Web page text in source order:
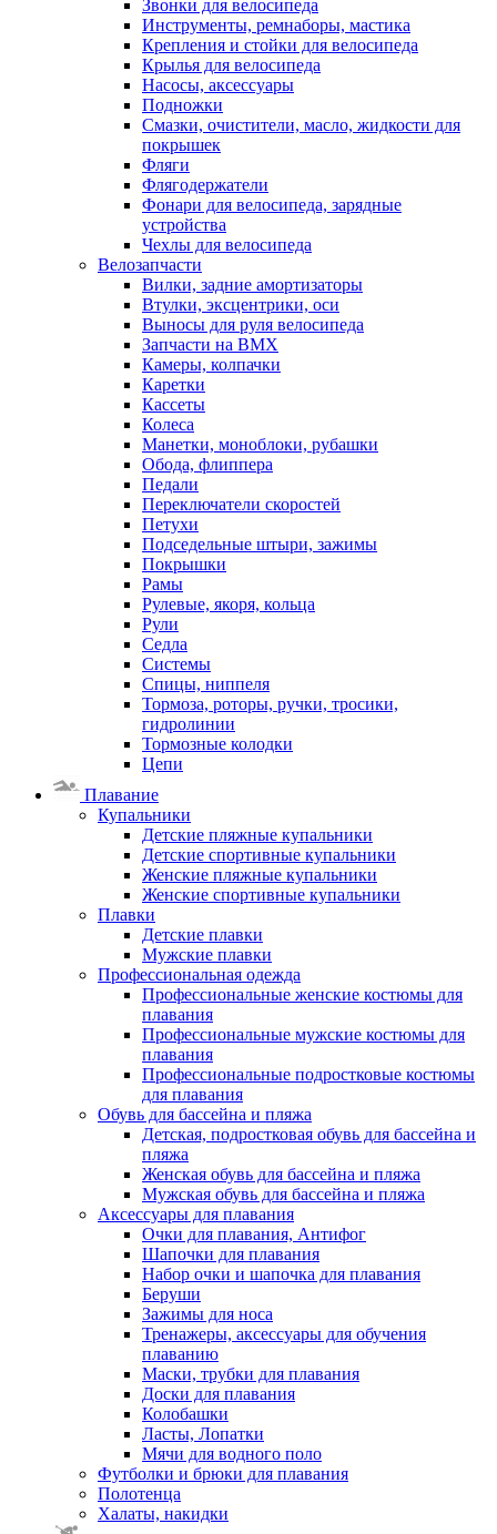
Звонки для велосипеда
Инструменты, ремнаборы, мастика
Крепления и стойки для велосипеда
Крылья для велосипеда
Насосы, аксессуары
Подножки
Смазки, очистители, масло, жидкости для
покрышек
Фляги
Флягодержатели
Фонари для велосипеда, зарядные
устройства
Чехлы для велосипеда
Велозапчасти
Вилки, задние амортизаторы
Втулки, эксцентрики, оси
Выносы для руля велосипеда
Запчасти на BMX
Камеры, колпачки
Каретки
Кассеты
Колеса
Манетки, моноблоки, рубашки
Обода, флиппера
Педали
Переключатели скоростей
Петухи
Подседельные штыри, зажимы
Покрышки
Рамы
Рулевые, якоря, кольца
Рули
Седла
Системы
Спицы, ниппеля
Тормоза, роторы, ручки, тросики,
гидролинии
Тормозные колодки
Цепи
Плавание
Купальники
Детские пляжные купальники
Детские спортивные купальники
Женские пляжные купальники
Женские спортивные купальники
Плавки
Детские плавки
Мужские плавки
Профессиональная одежда
Профессиональные женские костюмы для
плавания
Профессиональные мужские костюмы для
плавания
Профессиональные подростковые костюмы
для плавания
Обувь для бассейна и пляжа
Детская, подростковая обувь для бассейна и
пляжа
Женская обувь для бассейна и пляжа
Мужская обувь для бассейна и пляжа
Аксессуары для плавания
Очки для плавания, Антифог
Шапочки для плавания
Набор очки и шапочка для плавания
Беруши
Зажимы для носа
Тренажеры, аксессуары для обучения
плаванию
Маски, трубки для плавания
Доски для плавания
Колобашки
Ласты, Лопатки
Мячи для водного поло
Футболки и брюки для плавания
Полотенца
Халаты, накидки